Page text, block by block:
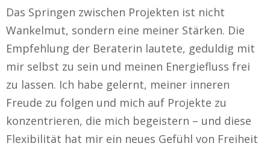
Das Springen zwischen Projekten ist nicht
Wankelmut, sondern eine meiner Stärken. Die
Empfehlung der Beraterin lautete, geduldig mit
mir selbst zu sein und meinen Energiefluss frei
zu lassen. Ich habe gelernt, meiner inneren
Freude zu folgen und mich auf Projekte zu
konzentrieren, die mich begeistern – und diese
Flexibilität hat mir ein neues Gefühl von Freiheit